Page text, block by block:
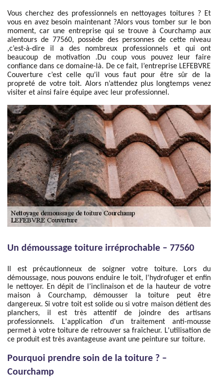
Vous cherchez des professionnels en nettoyages toitures ? Et
vous en avez besoin maintenant ?Alors vous tomber sur le bon
moment, car une entreprise qui se trouve à Courchamp aux
alentours de 77560, possède des personnes de cette niveau
,c’est-à-dire il a des nombreux professionnels et qui ont
beaucoup de motivation .Du coup vous pouvez leur faire
confiance dans ce domaine-là. De ce fait, l’entreprise LEFEBVRE
Couverture c’est celle qu’il vous faut pour être sûr de la
propreté de votre toit. Alors n’attendez plus longtemps venez
visiter et ainsi faire équipe avec leur professionnel.
Un démoussage toiture irréprochable – 77560
Il est précautionneux de soigner votre toiture. Lors du
démoussage, nous pouvons enduire le toit, l'hydrofuger et enfin
le nettoyer. En dépit de l’inclinaison et de la hauteur de votre
maison à Courchamp, démousser la toiture peut être
dangereux. Si votre toit est solide ou si votre maison détient des
planchers, il est très attentif de joindre des artisans
professionnels. L'application d'un traitement anti-mousse
permet à votre toiture de retrouver sa fraîcheur. L'utilisation de
ce produit est très avantageuse avant une peinture sur toiture.
Pourquoi prendre soin de la toiture ? –
Courchamp